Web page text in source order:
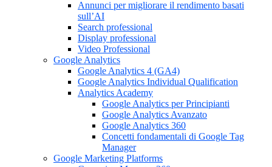
Annunci per migliorare il rendimento basati
sull’AI
Search professional
Display professional
Video Professional
Google Analytics
Google Analytics 4 (GA4)
Google Analytics Individual Qualification
Analytics Academy
Google Analytics per Principianti
Google Analytics Avanzato
Google Analytics 360
Concetti fondamentali di Google Tag
Manager
Google Marketing Platforms